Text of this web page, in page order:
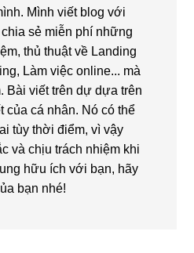
Mình viết blog với
sẻ miễn phí những
thủ thuật về Landing
Làm việc online... mà
Bài viết trên dự dựa trên
của cá nhân. Nó có thể
tùy thời điểm, vì vậy
và chịu trách nhiệm khi
hữu ích với bạn, hãy
bạn nhé!